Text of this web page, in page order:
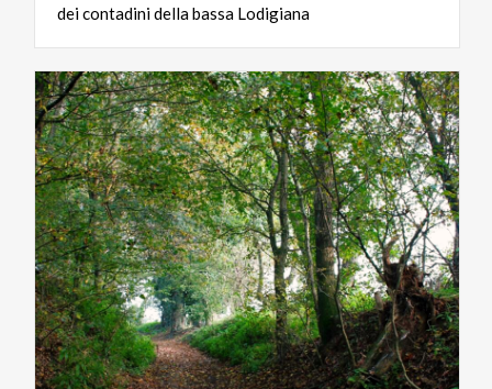
deicontadinidellabassa Lodigiana